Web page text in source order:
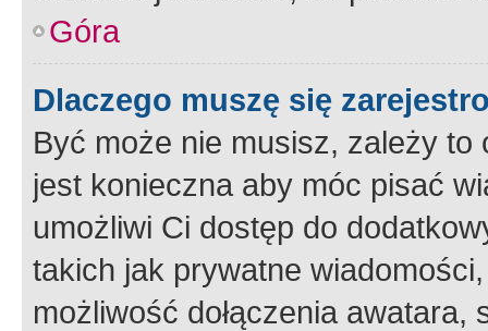
Góra
Dlaczego muszę się
Być może nie musisz, zależy
jest konieczna aby móc pisać
umożliwi Ci dostęp do
takich jak prywatne
możliwość dołączenia